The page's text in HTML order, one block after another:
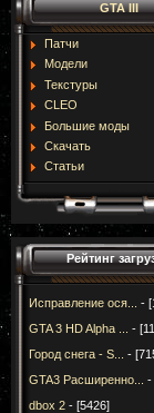
GTA III
Патчи
Модели
Текстуры
CLEO
Большие моды
Скачать
Статьи
Рейтинг
Исправление ося...
-
GTA 3 HD Alpha ...
-
Город снега - S...
-
GTA3 Расширенно...
-
dbox 2 - [5426]